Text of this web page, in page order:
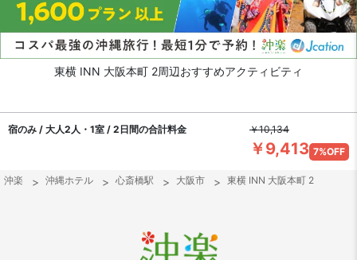
東横 INN 大阪本町 2周辺おすすめアクティビティ
宿のみ / 大人2人・1室 / 2日間の合計料金 ￥10,134
￥9,413 7%OFF
沖楽 沖縄ホテル 心斎橋駅 大阪市 東横 INN 大阪本町 2